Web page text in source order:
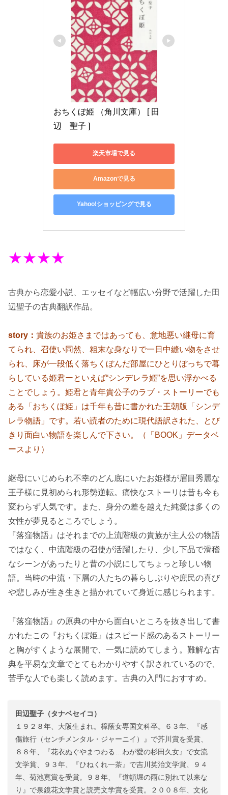
おちくぼ姫 （角川文庫） [ 田
辺　聖子 ]
楽天市場で見る
Amazonで見る
Yahoo!ショッピングで見る
★★★★
古典から恋愛小説、エッセイなど幅広い分野で活躍した田
辺聖子の古典翻訳作品。
story： 貴族のお姫さまではあっても、意地悪い継母に育
てられ、召使い同然、粗末な身なりで一日中縫い物をさせ
られ、床が一段低く落ちくぼんだ部屋にひとりぼっちで暮
らしている姫君ーといえば“シンデレラ姫”を思い浮かべる
ことでしょう。姫君と青年貴公子のラブ・ストーリーでも
ある「おちくぼ姫」は千年も昔に書かれた王朝版「シンデ
レラ物語」です。若い読者のために現代語訳された、とび
きり面白い物語を楽しんで下さい。（「BOOK」データベ
ースより）
継母にいじめられ不幸のどん底にいたお姫様が眉目秀麗な
王子様に見初められ形勢逆転。痛快なストーリは昔も今も
変わらず人気です。また、身分の差を越えた純愛は多くの
女性が夢見るところでしょう。
『落窪物語』はそれまでの上流階級の貴族が主人公の物語
ではなく、中流階級の召使が活躍したり、少し下品で滑稽
なシーンがあったりと昔の小説にしてちょっと珍しい物
語。当時の中流・下層の人たちの暮らしぶりや庶民の喜び
や悲しみが生き生きと描かれていて身近に感じられます。
『落窪物語』の原典の中から面白いところを抜き出して書
かれたこの『おちくぼ姫』はスピード感のあるストーリー
と胸がすくような展開で、一気に読めてしまう。難解な古
典を平易な文章でとてもわかりやすく訳されているので、
苦手な人でも楽しく読めます。古典の入門におすすめ。
田辺聖子（タナベセイコ）
１９２８年、大阪生まれ。樟蔭女専国文科卒。６３年、『感
傷旅行（センチメンタル・ジャーニイ）』で芥川賞を受賞、
８８年、『花衣ぬぐやまつわる…わが愛の杉田久女』で女流
文学賞、９３年、『ひねくれ一茶』で吉川英治文学賞、９４
年、菊池寛賞を受賞。９８年、『道頓堀の雨に別れて以来な
り』で泉鏡花文学賞と読売文学賞を受賞。２００８年、文化